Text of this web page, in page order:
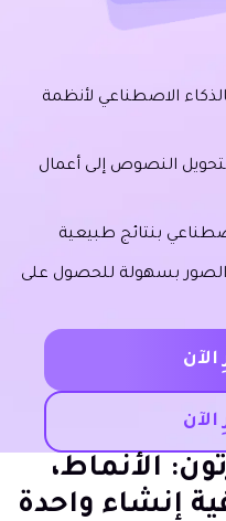
الاصطناعي لأنظمة
النصوص إلى أعمال
بنتائج طبيعية
الصور بسهولة للحصول على
كرتون: الأنماط،
إنشاء واحدة